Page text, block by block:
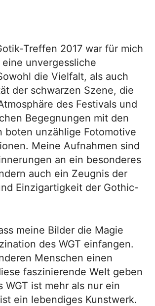
Treffen 2017 war für mich
eine unvergessliche
die Vielfalt, als auch
der schwarzen Szene, die
des Festivals und
Begegnungen mit den
boten unzählige Fotomotive
Meine Aufnahmen sind
an ein besonderes
auch ein Zeugnis der
Einzigartigkeit der Gothic-
meine Bilder die Magie
des WGT einfangen.
Menschen einen
faszinierende Welt geben
WGT ist mehr als nur ein
ein lebendiges Kunstwerk.